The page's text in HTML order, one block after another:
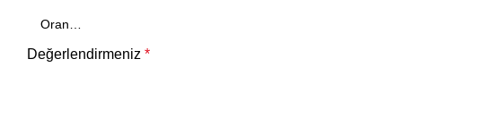
Değerlendirmeniz *